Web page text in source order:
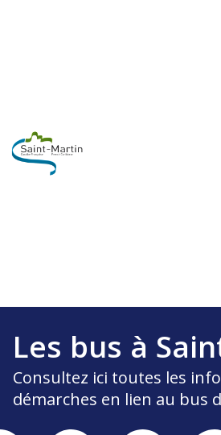
Les bus à
Consultez ici toutes les
démarches en lien au bus